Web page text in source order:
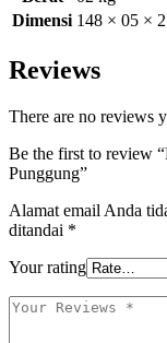
Dimensi 148 × 05 ×
Reviews
There are no reviews
Be the first to review
Punggung”
Alamat email Anda
ditandai *
Your rating